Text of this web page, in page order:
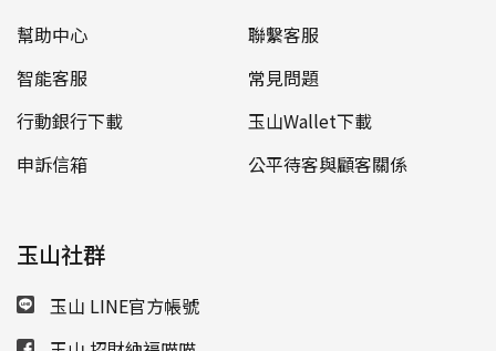
幫助中心
聯繫客服
智能客服
常見問題
行動銀行下載
玉山Wallet下載
申訴信箱
公平待客與顧客關係
玉山社群
玉山 LINE官方帳號